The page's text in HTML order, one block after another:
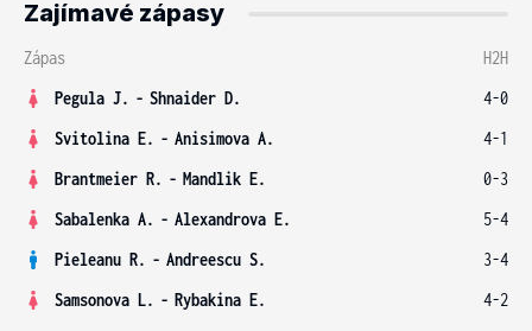
Zajímavé zápasy
Zápas
H2H
Pegula J. - Shnaider D.
4-0
Svitolina E. - Anisimova A.
4-1
Brantmeier R. - Mandlik E.
0-3
Sabalenka A. - Alexandrova E.
5-4
Pieleanu R. - Andreescu S.
3-4
Samsonova L. - Rybakina E. 4-2